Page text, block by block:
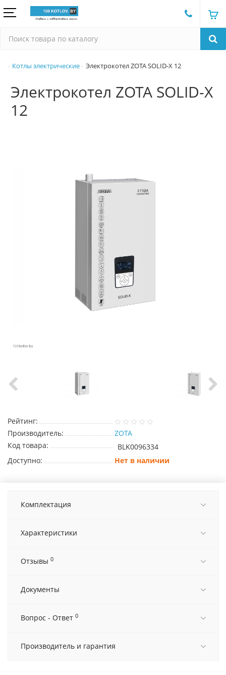
Котлы электрические Электрокотел ZOTA SOLID-X 12
Электрокотел ZOTA SOLID-X
12
Рейтинг:
Производитель:
ZOTA
Код товара:
BLK0096334
Доступно:
Нет в наличии
Комплектация
Характеристики
Отзывы 0
Документы
Вопрос - Ответ 0
Производитель и гарантия